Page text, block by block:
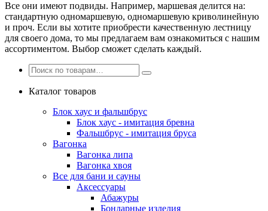
Все они имеют подвиды. Например, маршевая делится на:
стандартную одномаршевую, одномаршевую криволинейную
и проч. Если вы хотите приобрести качественную лестницу
для своего дома, то мы предлагаем вам ознакомиться с нашим
ассортиментом. Выбор сможет сделать каждый.
Каталог товаров
Блок хаус и фальшбрус
Блок хаус - имитация бревна
Фальшбрус - имитация бруса
Вагонка
Вагонка липа
Вагонка хвоя
Все для бани и сауны
Аксессуары
Абажуры
Бондарные изделия